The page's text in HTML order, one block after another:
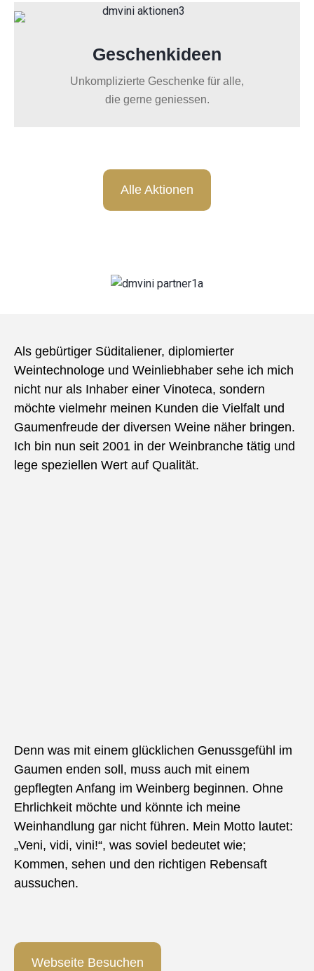
Geschenkideen
Unkomplizierte Geschenke für alle,
die gerne geniessen.
Alle Aktionen
Als gebürtiger Süditaliener, diplomierter
Weintechnologe und Weinliebhaber sehe ich mich
nicht nur als Inhaber einer Vinoteca, sondern
möchte vielmehr meinen Kunden die Vielfalt und
Gaumenfreude der diversen Weine näher bringen.
Ich bin nun seit 2001 in der Weinbranche tätig und
lege speziellen Wert auf Qualität.
Denn was mit einem glücklichen Genussgefühl im
Gaumen enden soll, muss auch mit einem
gepflegten Anfang im Weinberg beginnen. Ohne
Ehrlichkeit möchte und könnte ich meine
Weinhandlung gar nicht führen. Mein Motto lautet:
„Veni, vidi, vini!“, was soviel bedeutet wie;
Kommen, sehen und den richtigen Rebensaft
aussuchen.
Webseite Besuchen